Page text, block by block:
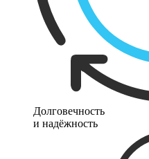
Долговечность
и надёжность